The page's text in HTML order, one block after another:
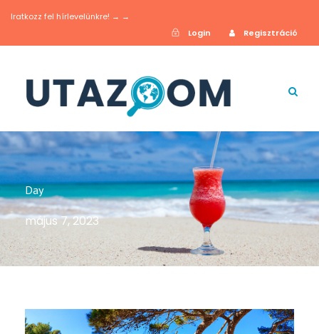
Iratkozz fel hírlevelünkre! → →
Login
Regisztráció
Day
május 7, 2023